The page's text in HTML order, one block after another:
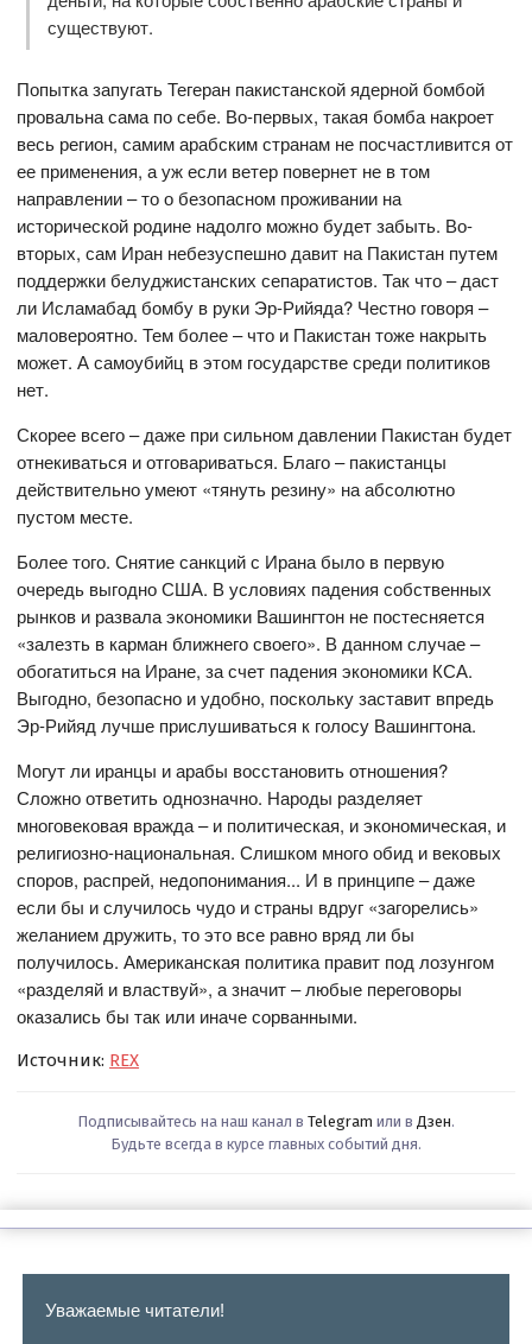
существуют.
Попытка запугать Тегеран пакистанской ядерной бомбой
провальна сама по себе. Во-первых, такая бомба накроет
весь регион, самим арабским странам не посчастливится от
ее применения, а уж если ветер повернет не в том
направлении – то о безопасном проживании на
исторической родине надолго можно будет забыть. Во-
вторых, сам Иран небезуспешно давит на Пакистан путем
поддержки белуджистанских сепаратистов. Так что – даст
ли Исламабад бомбу в руки Эр-Рийяда? Честно говоря –
маловероятно. Тем более – что и Пакистан тоже накрыть
может. А самоубийц в этом государстве среди политиков
нет.
Скорее всего – даже при сильном давлении Пакистан будет
отнекиваться и отговариваться. Благо – пакистанцы
действительно умеют «тянуть резину» на абсолютно
пустом месте.
Более того. Снятие санкций с Ирана было в первую
очередь выгодно США. В условиях падения собственных
рынков и развала экономики Вашингтон не постесняется
«залезть в карман ближнего своего». В данном случае –
обогатиться на Иране, за счет падения экономики КСА.
Выгодно, безопасно и удобно, поскольку заставит впредь
Эр-Рийяд лучше прислушиваться к голосу Вашингтона.
Могут ли иранцы и арабы восстановить отношения?
Сложно ответить однозначно. Народы разделяет
многовековая вражда – и политическая, и экономическая, и
религиозно-национальная. Слишком много обид и вековых
споров, распрей, недопонимания... И в принципе – даже
если бы и случилось чудо и страны вдруг «загорелись»
желанием дружить, то это все равно вряд ли бы
получилось. Американская политика правит под лозунгом
«разделяй и властвуй», а значит – любые переговоры
оказались бы так или иначе сорванными.
Источник: REX
Подписывайтесь на наш канал в Telegram или в Дзен.
Будьте всегда в курсе главных событий дня.
Уважаемые читатели!